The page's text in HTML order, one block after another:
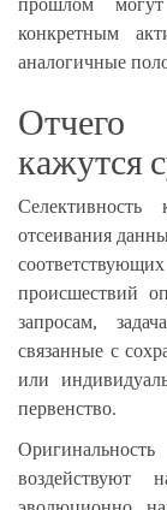
конкретным
аналогичные
Отчего
кажутся
Селективность
отсеивания
происшествий
запросам,
связанные с
или
первенство.